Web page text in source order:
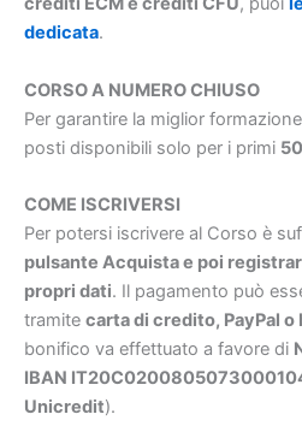
dedicata.
CORSO A NUMERO CHIUSO
Per garantire la miglior
posti disponibili solo per i primi
COME ISCRIVERSI
Per potersi iscrivere al Corso è
pulsante Acquista e poi
propri dati. Il pagamento può
tramite carta di credito, PayPal
bonifico va effettuato a favore di
IBAN
Unicredit).